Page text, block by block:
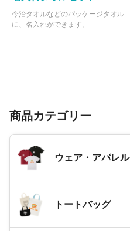
今治タオルなどのパッケージタオル
に、名入れができます。
商品カテゴリー
ウェア・アパレル
トートバッグ